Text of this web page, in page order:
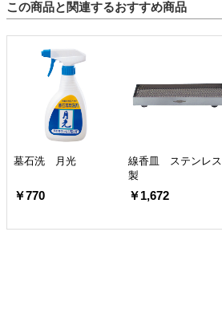
この商品と関連するおすすめ商品
墓石洗 月光
￥770
線香皿 ステンレス
製
￥1,672